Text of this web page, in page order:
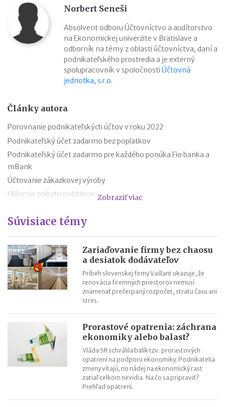
Norbert Seneši
Absolvent odboru Účtovníctvo a audítorstvo
na Ekonomickej univerzite v Bratislave a
odborník na témy z oblasti účtovníctva, daní a
podnikateľského prostredia a je externý
spolupracovník v spoločnosti Účtovná
jednotka, s.r.o.
Články autora
Porovnanie podnikateľských účtov v roku 2022
Podnikateľský účet zadarmo bez poplatkov
Podnikateľský účet zadarmo pre každého ponúka Fio banka a
mBank
Účtovanie zákazkovej výroby
Hlásenie pobytu cudzincov
Cestovné náhrady pri elektromobiloch
Odpisovanie elektromobilov a elektrobicyklov
Kontroly v oblasti registratúry
Registratúrny plán a registratúrny poriadok
Zobraziť viac
Súvisiace témy
Zariaďovanie firmy bez chaosu
a desiatok dodávateľov
Príbeh slovenskej firmy Vaillant ukazuje, že
renovácia firemných priestorov nemusí
znamenať prečerpaný rozpočet, stratu času ani
stres.
Prorastové opatrenia: záchrana
ekonomiky alebo balast?
Vláda SR schválila balík tzv. prorastových
opatrení na podporu ekonomiky. Podnikatelia
zmeny vítajú, no nádej na ekonomický rast
zatiaľ celkom nevidia. Na čo sa pripraviť?
Prehľad opatrení.